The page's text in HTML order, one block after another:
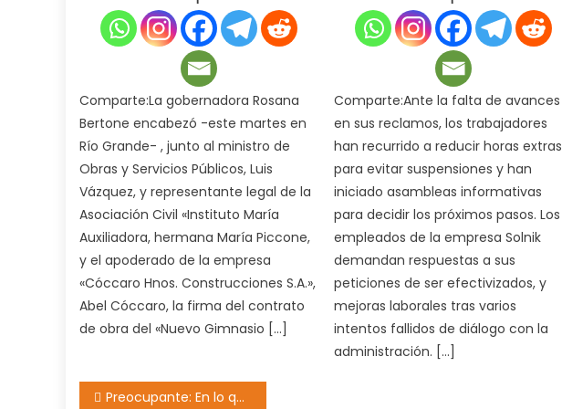
Comparte:La gobernadora Rosana
Bertone encabezó -este martes en
Río Grande- , junto al ministro de
Obras y Servicios Públicos, Luis
Vázquez, y representante legal de la
Asociación Civil «Instituto María
Auxiliadora, hermana María Piccone,
y el apoderado de la empresa
«Cóccaro Hnos. Construcciones S.A.»,
Abel Cóccaro, la firma del contrato
de obra del «Nuevo Gimnasio […]
Comparte:Ante la falta de avances
en sus reclamos, los trabajadores
han recurrido a reducir horas extras
para evitar suspensiones y han
iniciado asambleas informativas
para decidir los próximos pasos. Los
empleados de la empresa Solnik
demandan respuestas a sus
peticiones de ser efectivizados, y
mejoras laborales tras varios
intentos fallidos de diálogo con la
administración. […]
Navegación
Preocupante: En lo que va de enero, hubo un femicidio cada 26 horas